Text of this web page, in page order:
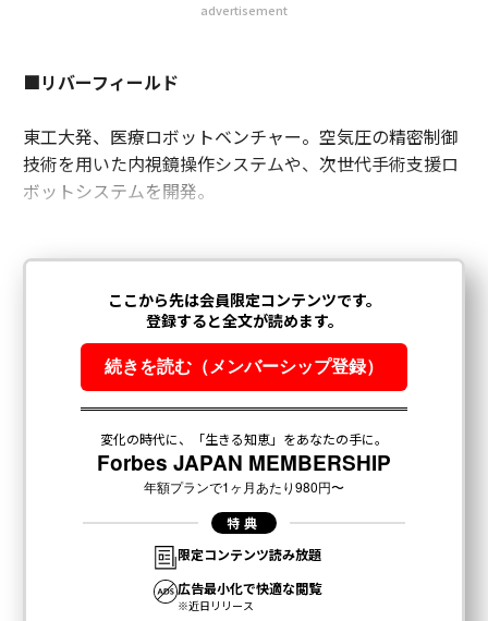
advertisement
■リバーフィールド
東工大発、医療ロボットベンチャー。空気圧の精密制御
技術を用いた内視鏡操作システムや、次世代手術支援ロ
ボットシステムを開発。